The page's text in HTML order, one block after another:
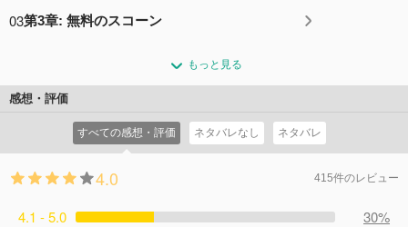
03第3章: 無料のスコーン
もっと見る
感想・評価
すべての感想・評価 ネタバレなし ネタバレ
4.0 415件のレビュー
4.1 - 5.0
30%